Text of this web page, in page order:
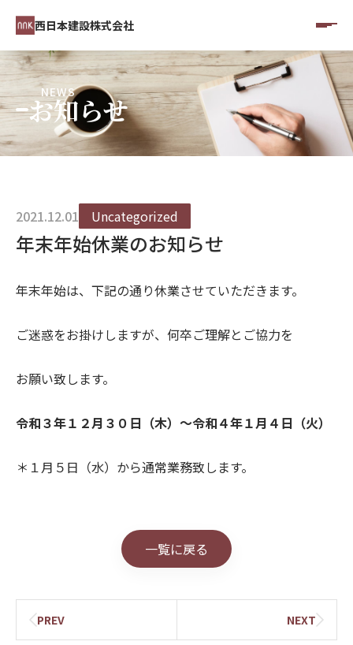
西日本建設株式会社
NEWS
お知らせ
2021.12.01 Uncategorized
年末年始休業のお知らせ
年末年始は、下記の通り休業させていただきます。
ご迷惑をお掛けしますが、何卒ご理解とご協力を
お願い致します。
令和３年１２月３０日（木）～令和４年１月４日（火）
＊１月５日（水）から通常業務致します。
一覧に戻る
PREV NEXT